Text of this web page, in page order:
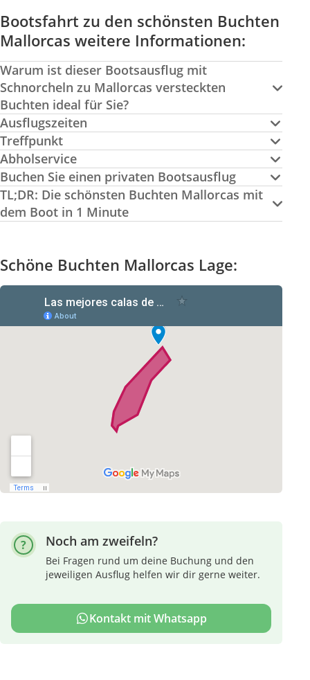
Bootsfahrt zu den schönsten Buchten
Mallorcas weitere Informationen:
Warum ist dieser Bootsausflug mit
Schnorcheln zu Mallorcas versteckten
Buchten ideal für Sie?
Ausflugszeiten
Treffpunkt
Abholservice
Buchen Sie einen privaten Bootsausflug
TL;DR: Die schönsten Buchten Mallorcas mit
dem Boot in 1 Minute
Schöne Buchten Mallorcas Lage:
Noch am zweifeln?
Bei Fragen rund um deine Buchung und den
jeweiligen Ausflug helfen wir dir gerne weiter.
Kontakt mit Whatsapp